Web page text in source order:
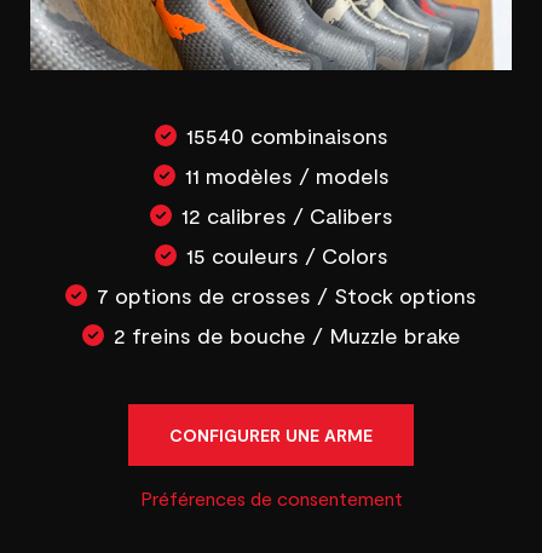
15540 combinaisons
11 modèles / models
12 calibres / Calibers
15 couleurs / Colors
7 options de crosses / Stock options
2 freins de bouche / Muzzle brake
CONFIGURER UNE ARME
Préférences de consentement